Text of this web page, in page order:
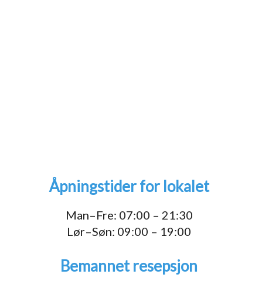
Åpningstider for lokalet
Man–Fre: 07:00 – 21:30
Lør–Søn: 09:00 – 19:00
Bemannet resepsjon